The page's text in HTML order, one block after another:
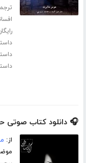
🎧 دانلود کتاب صوتی
از: